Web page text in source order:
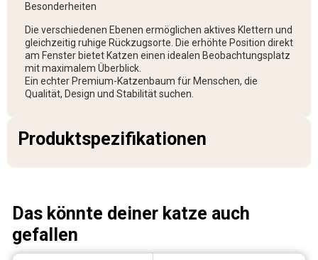
Besonderheiten
Die verschiedenen Ebenen ermöglichen aktives Klettern und
gleichzeitig ruhige Rückzugsorte. Die erhöhte Position direkt
am Fenster bietet Katzen einen idealen Beobachtungsplatz
mit maximalem Überblick.
Ein echter Premium-Katzenbaum für Menschen, die
Qualität, Design und Stabilität suchen.
Produktspezifikationen
Das könnte deiner katze auch
gefallen